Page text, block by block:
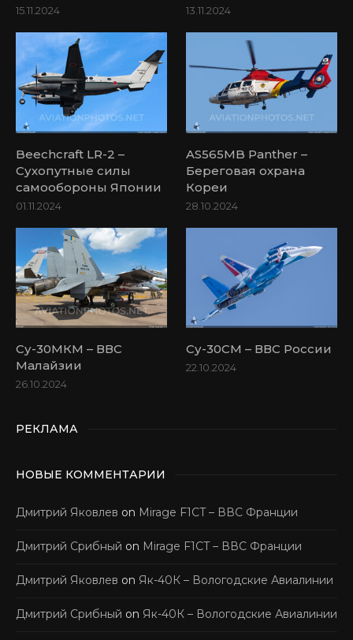
15.11.2024 13.11.2024
Beechcraft LR-2 –
Сухопутные силы
самообороны Японии
01.11.2024
AS565MB Panther –
Береговая охрана
Кореи
28.10.2024
Су-30МКМ – ВВС
Малайзии
26.10.2024
Су-30СМ – ВВС России
22.10.2024
РЕКЛАМА
НОВЫЕ КОММЕНТАРИИ
Дмитрий Яковлев on Mirage F1CT – ВВС Франции
Дмитрий Срибный on Mirage F1CT – ВВС Франции
Дмитрий Яковлев on Як-40К – Вологодские Авиалинии
Дмитрий Срибный on Як-40К – Вологодские Авиалинии